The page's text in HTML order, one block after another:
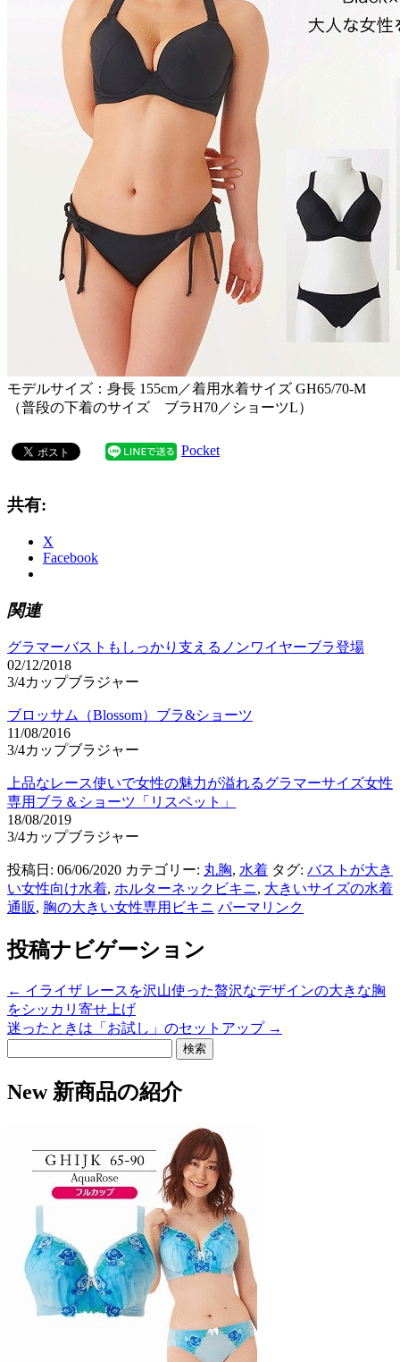
モデルサイズ：身長 155cm／着用水着サイズ GH65/70-M
（普段の下着のサイズ ブラH70／ショーツL）
Pocket
共有:
X
Facebook
関連
グラマーバストもしっかり支えるノンワイヤーブラ登場
02/12/2018
3/4カップブラジャー
ブロッサム（Blossom）ブラ&ショーツ
11/08/2016
3/4カップブラジャー
上品なレース使いで女性の魅力が溢れるグラマーサイズ女性
専用ブラ＆ショーツ「リスペット」
18/08/2019
3/4カップブラジャー
投稿日: 06/06/2020 カテゴリー: 丸胸, 水着 タグ: バストが大き
い女性向け水着, ホルターネックビキニ, 大きいサイズの水着
通販, 胸の大きい女性専用ビキニ パーマリンク
投稿ナビゲーション
← イライザ レースを沢山使った贅沢なデザインの大きな胸
をシッカリ寄せ上げ
迷ったときは「お試し」のセットアップ →
New 新商品の紹介